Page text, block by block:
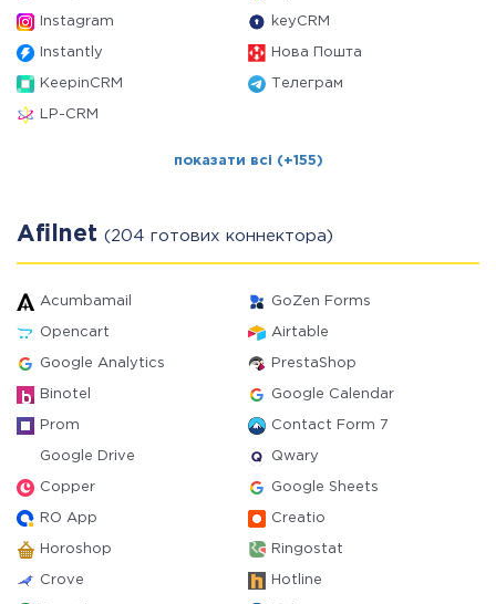
Instagram keyCRM
Instantly Нова Пошта
KeepinCRM Телеграм
LP-CRM
показати всі (+155)
Afilnet (204 готових коннектора)
Acumbamail GoZen Forms
Opencart Airtable
Google Analytics PrestaShop
Binotel Google Calendar
Prom Contact Form 7
Google Drive Qwary
Copper Google Sheets
RO App Creatio
Horoshop Ringostat
Crove Hotline